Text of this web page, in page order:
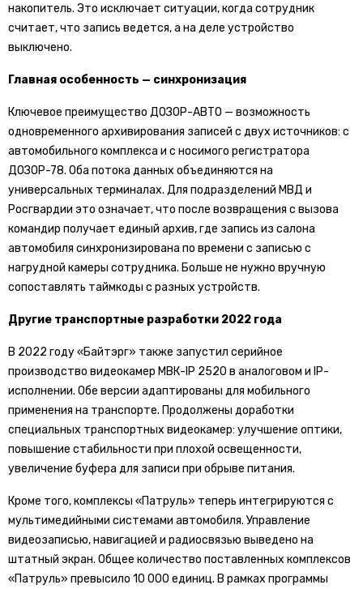
накопитель. Это исключает ситуации, когда сотрудник
считает, что запись ведется, а на деле устройство
выключено.
Главная особенность — синхронизация
Ключевое преимущество ДОЗОР-АВТО — возможность
одновременного архивирования записей с двух источников: с
автомобильного комплекса и с носимого регистратора
ДОЗОР-78. Оба потока данных объединяются на
универсальных терминалах. Для подразделений МВД и
Росгвардии это означает, что после возвращения с вызова
командир получает единый архив, где запись из салона
автомобиля синхронизирована по времени с записью с
нагрудной камеры сотрудника. Больше не нужно вручную
сопоставлять таймкоды с разных устройств.
Другие транспортные разработки 2022 года
В 2022 году «Байтэрг» также запустил серийное
производство видеокамер МВК-IP 2520 в аналоговом и IP-
исполнении. Обе версии адаптированы для мобильного
применения на транспорте. Продолжены доработки
специальных транспортных видеокамер: улучшение оптики,
повышение стабильности при плохой освещенности,
увеличение буфера для записи при обрыве питания.
Кроме того, комплексы «Патруль» теперь интегрируются с
мультимедийными системами автомобиля. Управление
видеозаписью, навигацией и радиосвязью выведено на
штатный экран. Общее количество поставленных комплексов
«Патруль» превысило 10 000 единиц. В рамках программы